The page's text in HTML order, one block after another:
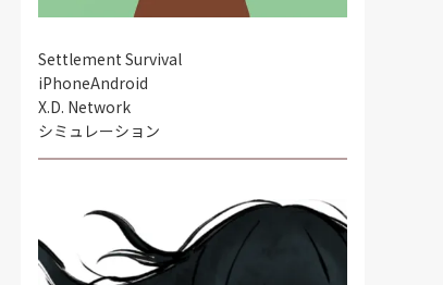
Settlement Survival
iPhoneAndroid
X.D. Network
シミュレーション